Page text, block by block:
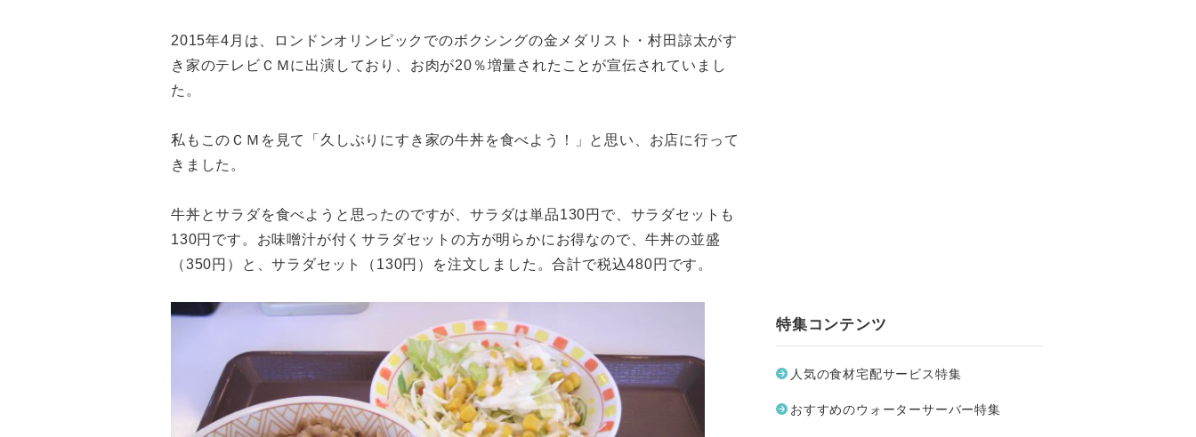
2015年4月は、ロンドンオリンピックでのボクシングの金メダリスト・村田諒太がす
き家のテレビＣＭに出演しており、お肉が20％増量されたことが宣伝されていまし
た。
私もこのＣＭを見て「久しぶりにすき家の牛丼を食べよう！」と思い、お店に行って
きました。
牛丼とサラダを食べようと思ったのですが、サラダは単品130円で、サラダセットも
130円です。お味噌汁が付くサラダセットの方が明らかにお得なので、牛丼の並盛
（350円）と、サラダセット（130円）を注文しました。合計で税込480円です。
特集コンテンツ
人気の食材宅配サービス特集
おすすめのウォーターサーバー特集